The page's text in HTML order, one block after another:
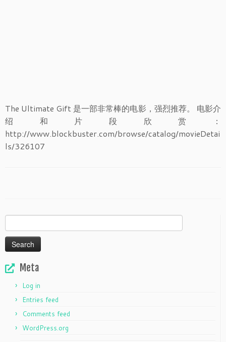
The Ultimate Gift 是一部非常棒的电影，强烈推荐。 电影介
绍和片段欣赏：
http://www.blockbuster.com/browse/catalog/movieDetai
ls/326107
for:
Meta
Log in
Entries feed
Comments feed
WordPress.org